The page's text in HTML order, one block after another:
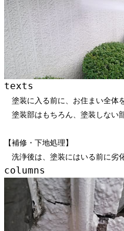
texts
塗装に入る前に、お住まい全体
塗装部はもちろん、塗装しない
【補修・下地処理】
洗浄後は、塗装にはいる前に劣
columns